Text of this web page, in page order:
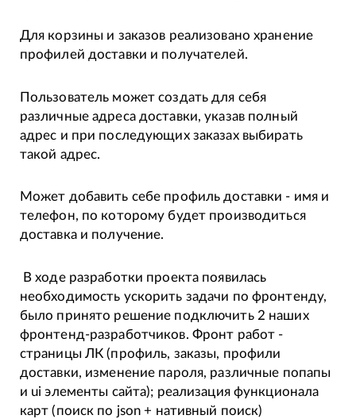
Для корзины и заказов реализовано хранение
профилей доставки и получателей.
Пользователь может создать для себя
различные адреса доставки, указав полный
адрес и при последующих заказах выбирать
такой адрес.
Может добавить себе профиль доставки - имя и
телефон, по которому будет производиться
доставка и получение.
В ходе разработки проекта появилась
необходимость ускорить задачи по фронтенду,
было принято решение подключить 2 наших
фронтенд-разработчиков. Фронт работ -
страницы ЛК (профиль, заказы, профили
доставки, изменение пароля, различные попапы
и ui элементы сайта); реализация функционала
карт (поиск по json + нативный поиск)